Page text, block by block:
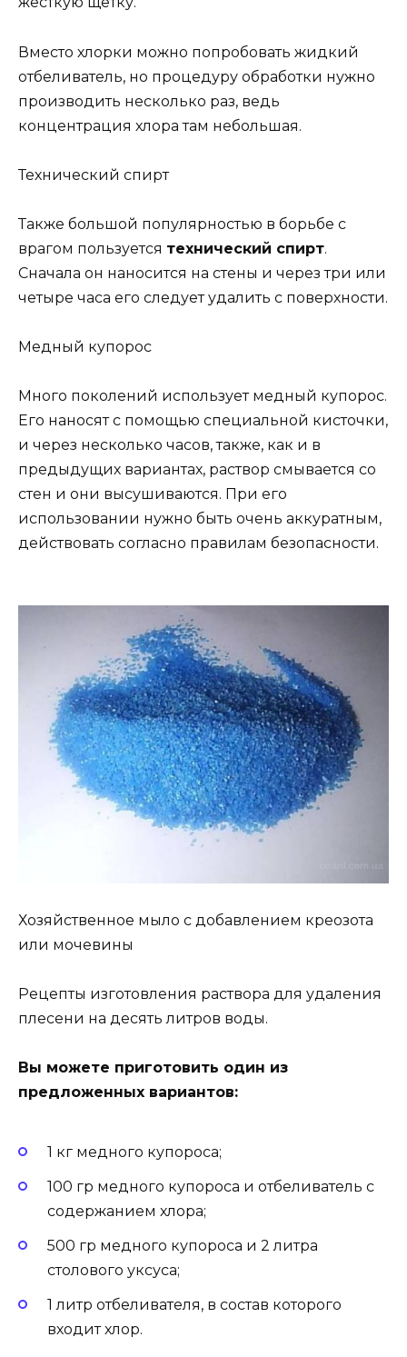
Вместо хлорки можно попробовать жидкий
отбеливатель, но процедуру обработки нужно
производить несколько раз, ведь
концентрация хлора там небольшая.
Технический спирт
Также большой популярностью в борьбе с
врагом пользуется технический спирт.
Сначала он наносится на стены и через три или
четыре часа его следует удалить с поверхности.
Медный купорос
Много поколений использует медный купорос.
Его наносят с помощью специальной кисточки,
и через несколько часов, также, как и в
предыдущих вариантах, раствор смывается со
стен и они высушиваются. При его
использовании нужно быть очень аккуратным,
действовать согласно правилам безопасности.
Хозяйственное мыло с добавлением креозота
или мочевины
Рецепты изготовления раствора для удаления
плесени на десять литров воды.
Вы можете приготовить один из
предложенных вариантов:
1 кг медного купороса;
100 гр медного купороса и отбеливатель с
содержанием хлора;
500 гр медного купороса и 2 литра
столового уксуса;
1 литр отбеливателя, в состав которого
входит хлор.